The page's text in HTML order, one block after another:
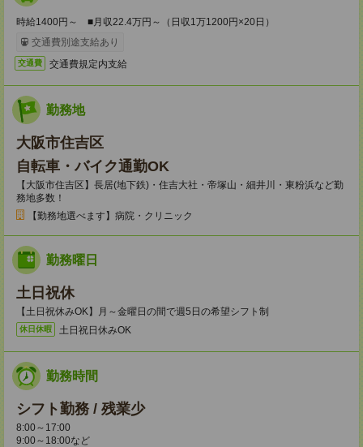
時給1400円～ ■月収22.4万円～（日収1万1200円×20日）
交通費別途支給あり
交通費 交通費規定内支給
勤務地
大阪市住吉区
自転車・バイク通勤OK
【大阪市住吉区】長居(地下鉄)・住吉大社・帝塚山・細井川・東粉浜など勤
務地多数！
【勤務地選べます】病院・クリニック
勤務曜日
土日祝休
【土日祝休みOK】月～金曜日の間で週5日の希望シフト制
休日休暇 土日祝日休みOK
勤務時間
シフト勤務 / 残業少
8:00～17:00
9:00～18:00など